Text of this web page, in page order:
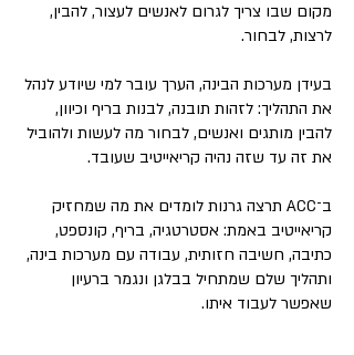
מקום שבו צריך לגרום לאנשים לעצור, להבין,
לרצות, לבחור.
בעידן מערכות הבינה, הערך עובר למי שיודע לנהל
את התהליך: לזהות תובנה, לבנות בריף וכיוון,
להבין מותגים ואנשים, לבחור מה לעשות ולהוביל
את זה עד שזה נהיה קריאייטיב שעובד.
ב־ACC תרצה גרנות לומדים את מה שמחזיק
קריאייטיב באמת: אסטרטגיה, בריף, קונספט,
כתיבה, חשיבה חזותית, עבודה עם מערכות בינה,
ותהליך שלם שמתחיל בבלגן ונגמר ברעיון
שאפשר לעבוד איתו.